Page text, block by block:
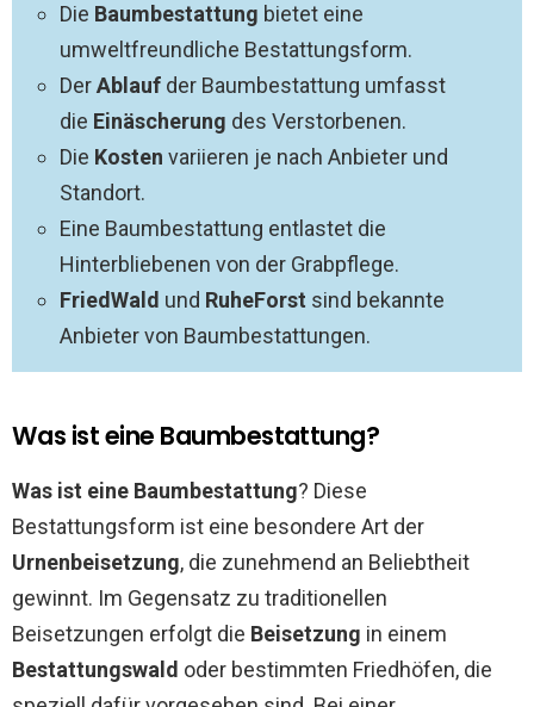
Die Baumbestattung bietet eine
umweltfreundliche Bestattungsform.
DerAblauf der Baumbestattung umfasst
die Einäscherung des Verstorbenen.
Die Kosten variieren je nach Anbieter und
Standort.
Eine Baumbestattung entlastet die
Hinterbliebenen von der Grabpflege.
FriedWald und RuheForst sind bekannte
Anbieter von Baumbestattungen.
Was ist eine Baumbestattung?
Was ist eine Baumbestattung? Diese
Bestattungsform ist eine besondere Art der
Urnenbeisetzung, die zunehmend an Beliebtheit
gewinnt. Im Gegensatz zu traditionellen
Beisetzungen erfolgt die Beisetzung in einem
Bestattungswald oder bestimmten Friedhöfen, die